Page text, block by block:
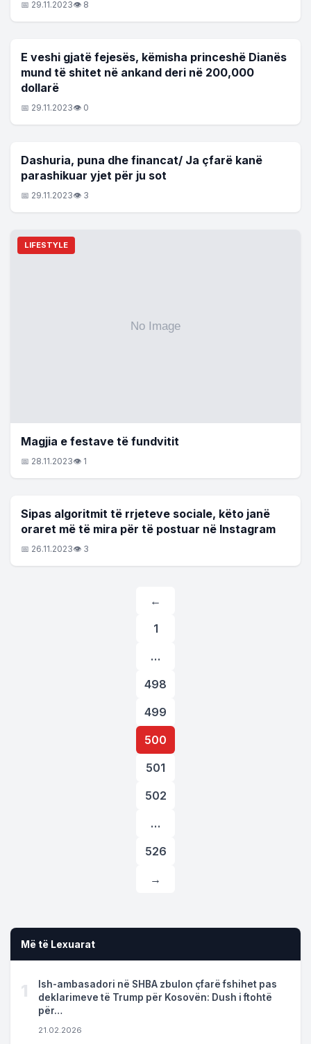
📅 29.11.2023👁 8
LIFESTYLE
E veshi gjatë fejesës, këmisha princeshë Dianës
mund të shitet në ankand deri në 200,000
dollarë
📅 29.11.2023👁 0
LIFESTYLE
Dashuria, puna dhe financat/ Ja çfarë kanë
parashikuar yjet për ju sot
📅 29.11.2023👁 3
LIFESTYLE
Magjia e festave të fundvitit
📅 28.11.2023👁 1
LIFESTYLE
Sipas algoritmit të rrjeteve sociale, këto janë
oraret më të mira për të postuar në Instagram
📅 26.11.2023👁 3
Posts
pagination
←
1
…
498
499
500
501
502
…
526
→
Më të Lexuarat
1
Ish-ambasadori në SHBA zbulon çfarë fshihet pas
deklarimeve të Trump për Kosovën: Dush i ftohtë
për…
21.02.2026